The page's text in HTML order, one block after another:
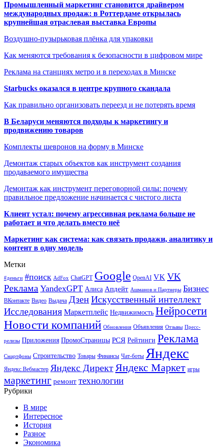
Промышленный маркетинг становится драйвером
международных продаж: в Роттердаме открылась
крупнейшая отраслевая выставка Европы
Воздушно-пузырьковая плёнка для упаковки
Как меняются требования к безопасности в цифровом мире
Реклама на станциях метро и в переходах в Минске
Starbucks оказался в центре крупного скандала
Как правильно организовать переезд и не потерять время
В Беларуси меняются подходы к маркетингу и
продвижению товаров
Комплекты шевронов на форму в Минске
Демонтаж старых объектов как инструмент создания
продаваемого имущества
Демонтаж как инструмент переговорной силы: почему
правильное предложение начинается с чистого листа
Клиент устал: почему агрессивная реклама больше не
работает и что делать вместо неё
Маркетинг как система: как связать продажи, аналитику и
контент в одну модель
Метки
#деньги #поиск AdFox ChatGPT Google OpenAI VK VK
Реклама YandexGPT Алиса Апдейт Ашманов и Партнеры Бизнес
ВКонтакте Видео Выдача ДзенИскусственный интеллект
Исследования Маркетплейс Недвижимость Нейросети
Новости компаний Обновления Объявления Отзывы Пресс-
релизы Приложения ПромоСтраницы РСЯ Рейтинги Реклама
Смартфоны Строительство Товары Финансы Чат-боты Яндекс
Яндекс.Вебмастер Яндекс ДиректЯндекс Маркет игры
маркетинг ремонт технологии
Рубрики
В мире
Интересное
История
Разное
Экономика